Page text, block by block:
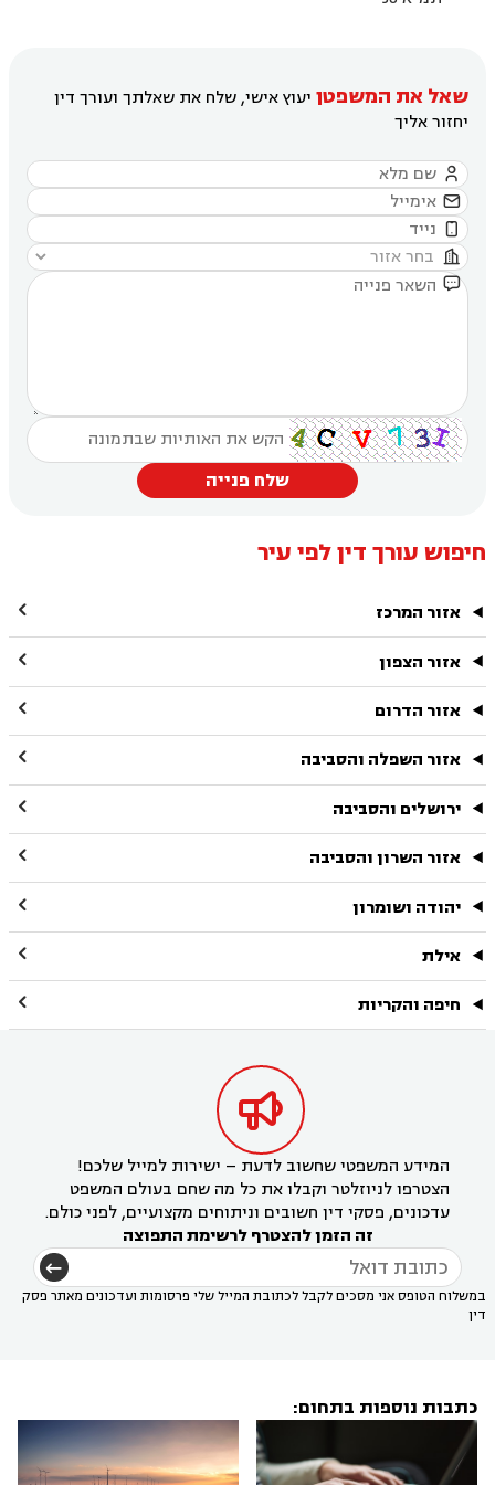
שאל את המשפטן יעוץ אישי, שלח את שאלתך ועורך דין
יחזור אליך





שלח פנייה
חיפוש עורך דין לפי עיר
אזור המרכז 
אזור הצפון 
אזור הדרום 
אזור השפלה והסביבה 
ירושלים והסביבה 
אזור השרון והסביבה 
יהודה ושומרון 
אילת 
חיפה והקריות 

המידע המשפטי שחשוב לדעת – ישירות למייל שלכם!
הצטרפו לניוזלטר וקבלו את כל מה שחם בעולם המשפט
עדכונים, פסקי דין חשובים וניתוחים מקצועיים, לפני כולם.
זה הזמן להצטרף לרשימת התפוצה
במשלוח הטופס אני מסכים לקבל לכתובת המייל שלי פרסומות ועדכונים מאתר פסק
דין
כתבות נוספות בתחום: